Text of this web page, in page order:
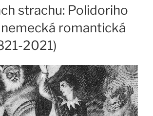
strachu: Polidoriho
romantická
2021)